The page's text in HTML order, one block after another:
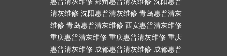
清灰维修 沈阳惠普清灰维修 青岛惠普清灰
维修 青岛惠普清灰维修 西安惠普清灰维修
重庆惠普清灰维修 重庆惠普清灰维修 重庆
惠普清灰维修 成都惠普清灰维修 成都惠普